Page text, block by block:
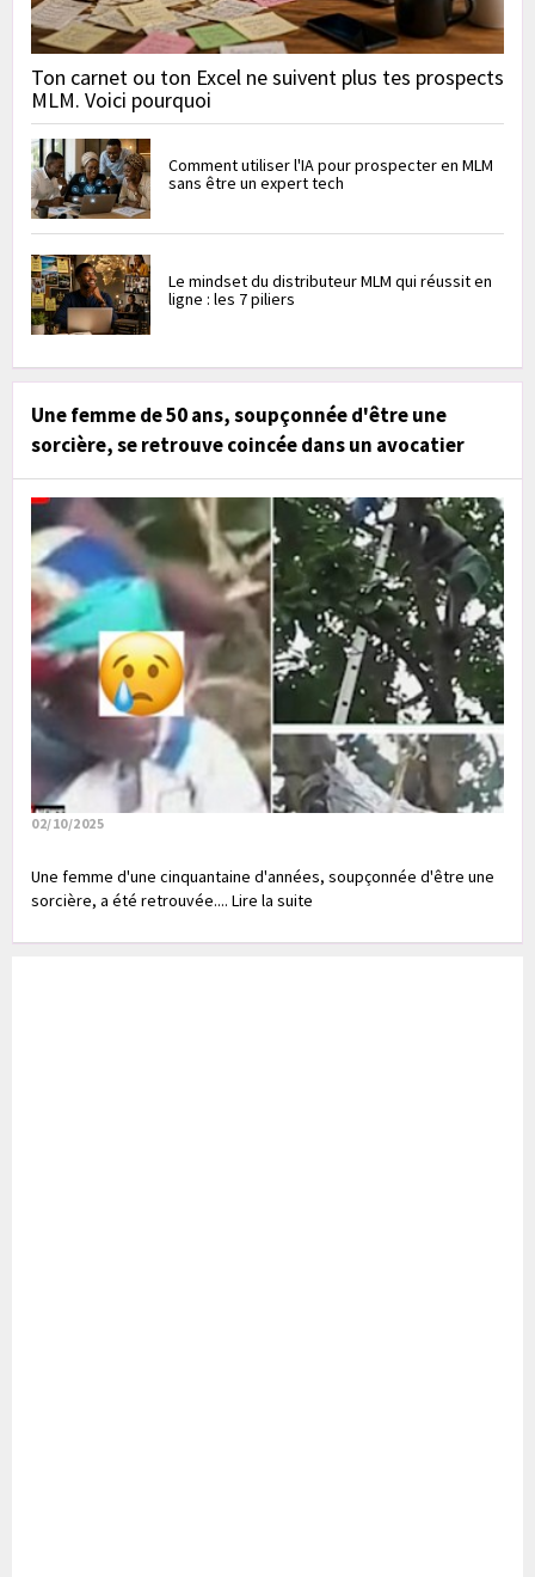
Ton carnet ou ton Excel ne suivent plus tes prospects
MLM. Voici pourquoi
Comment utiliser l'IA pour prospecter en MLM
sans être un expert tech
Le mindset du distributeur MLM qui réussit en
ligne : les 7 piliers
Une femme de 50 ans, soupçonnée d'être une
sorcière, se retrouve coincée dans un avocatier
02/10/2025
Une femme d'une cinquantaine d'années, soupçonnée d'être une
sorcière, a été retrouvée.... Lire la suite